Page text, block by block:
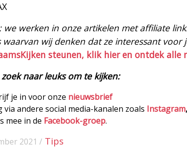
we werken in onze artikelen met affiliate
waarvan wij denken dat ze interessant voor
steunen, klik hier en ontdek alle
naar leuks om te kijken:
je in voor onze nieuwsbrief
via andere social media-kanalen zoals Instagram,
mee in de Facebook-groep.
2021 / Tips